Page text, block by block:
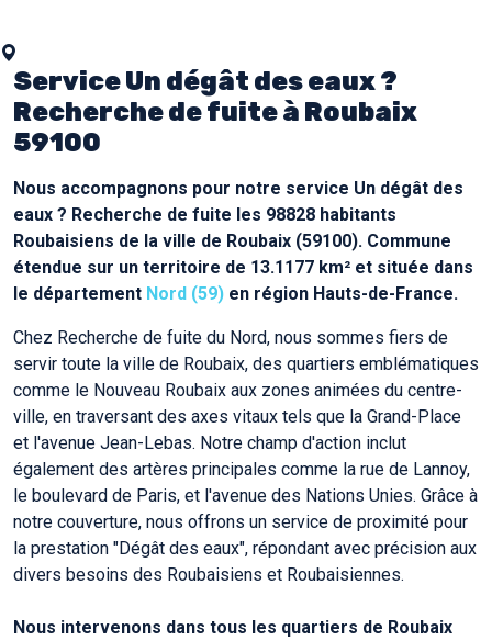
Service Un dégât des eaux ?
Recherche de fuite à Roubaix
59100
Nous accompagnons pour notre service Un dégât des
eaux ? Recherche de fuite les 98828 habitants
Roubaisiens de la ville de Roubaix (59100). Commune
étendue sur un territoire de 13.1177 km² et située dans
le département Nord (59) en région Hauts-de-France.
Chez Recherche de fuite du Nord, nous sommes fiers de
servir toute la ville de Roubaix, des quartiers emblématiques
comme le Nouveau Roubaix aux zones animées du centre-
ville, en traversant des axes vitaux tels que la Grand-Place
et l'avenue Jean-Lebas. Notre champ d'action inclut
également des artères principales comme la rue de Lannoy,
le boulevard de Paris, et l'avenue des Nations Unies. Grâce à
notre couverture, nous offrons un service de proximité pour
la prestation "Dégât des eaux", répondant avec précision aux
divers besoins des Roubaisiens et Roubaisiennes.
Nous intervenons dans tous les quartiers de Roubaix